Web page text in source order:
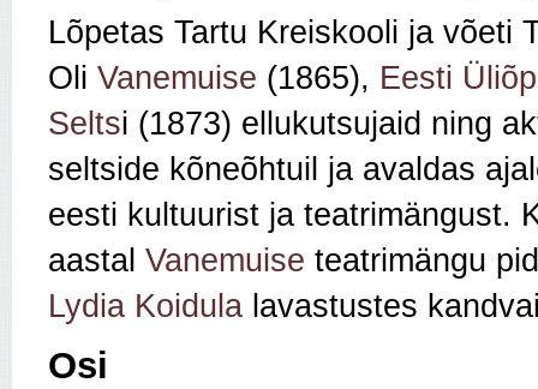
Lõpetas Tartu Kreiskooli ja võeti
Oli Vanemuise (1865), Eesti
Seltsi (1873) ellukutsujaid ning
seltside kõneõhtuil ja avaldas
eesti kultuurist ja teatrimängust.
aastal Vanemuise teatrimängu
Lydia Koidula lavastustes
Osi